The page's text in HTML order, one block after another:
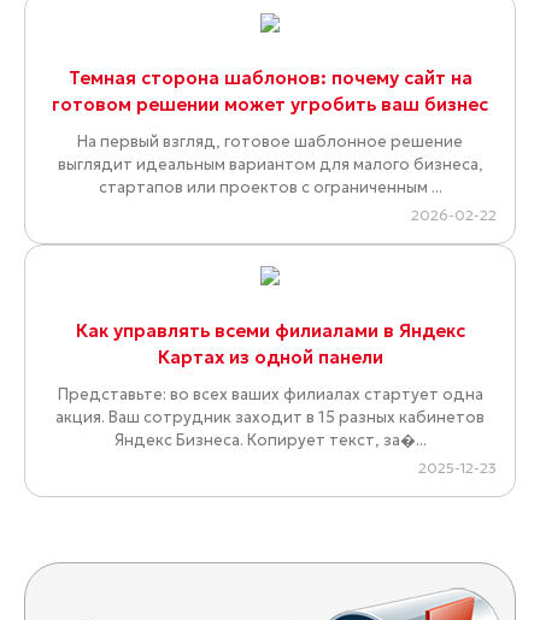
Темная сторона шаблонов: почему сайт на
готовом решении может угробить ваш бизнес
На первый взгляд, готовое шаблонное решение
выглядит идеальным вариантом для малого бизнеса,
стартапов или проектов с ограниченным ...
2026-02-22
Как управлять всеми филиалами в Яндекс
Картах из одной панели
Представьте: во всех ваших филиалах стартует одна
акция. Ваш сотрудник заходит в 15 разных кабинетов
Яндекс Бизнеса. Копирует текст, за�...
2025-12-23